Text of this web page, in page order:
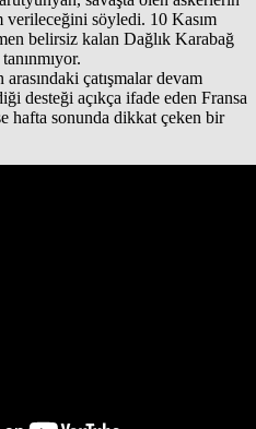
verileceğini söyledi. 10 Kasım
belirsiz kalan Dağlık Karabağ
çatışmalar devam
desteği açıkça ifade eden Fransa
hafta sonunda dikkat çeken bir